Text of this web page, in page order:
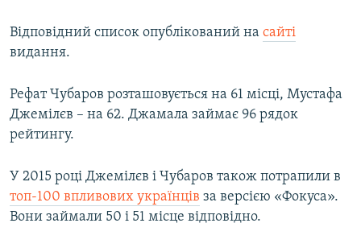
Відповідний список опублікований на сайті
видання.
Рефат Чубаров розташовується на 61 місці, Мустафа
Джемілєв – на 62. Джамала займає 96 рядок
рейтингу.
У 2015 році Джемілєв і Чубаров також потрапили в
топ-100 впливових українців за версією «Фокуса».
Вони займали 50 і 51 місце відповідно.